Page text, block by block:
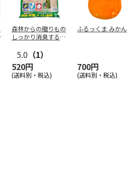
森林からの贈りもの
しっかり消臭するひ
5.0 （1）
520円
(送料別・税込)
ふるっくま みかん
700円
(送料別・税込)